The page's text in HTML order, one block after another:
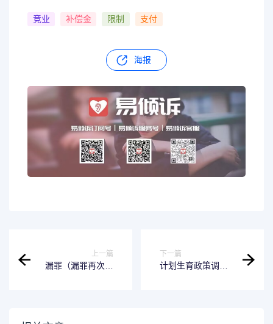
竞业 补偿金 限制 支付
海报
上一篇
漏罪（漏罪再次适
下一篇
计划生育政策调整